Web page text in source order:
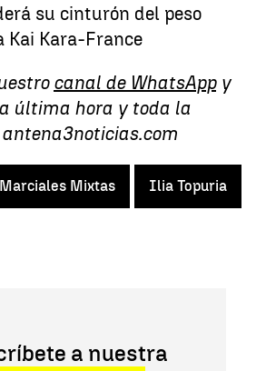
su cinturón del peso
Kai Kara-France
canal de WhatsAppy
última hora y toda la
Mixtas Ilia Topuria
a nuestra